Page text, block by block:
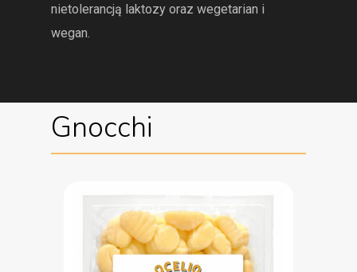
nietolerancją laktozy oraz wegetarian i
wegan.
Gnocchi